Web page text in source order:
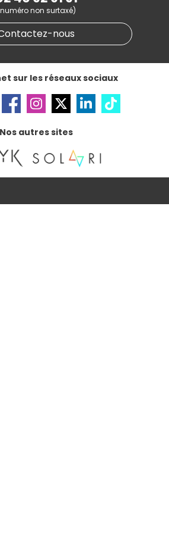
etcookies
non surtaxé)
nous
sur les réseaux sociaux
Nos autres sites